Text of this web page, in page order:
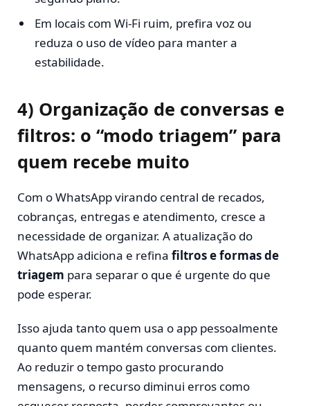
Em locais com Wi-Fi ruim, prefira voz ou
reduza o uso de vídeo para manter a
estabilidade.
4) Organização de conversas e
filtros: o “modo triagem” para
quem recebe muito
Com o WhatsApp virando central de recados,
cobranças, entregas e atendimento, cresce a
necessidade de organizar. A atualização do
WhatsApp adiciona e refina filtros e formas de
triagem para separar o que é urgente do que
pode esperar.
Isso ajuda tanto quem usa o app pessoalmente
quanto quem mantém conversas com clientes.
Ao reduzir o tempo gasto procurando
mensagens, o recurso diminui erros como